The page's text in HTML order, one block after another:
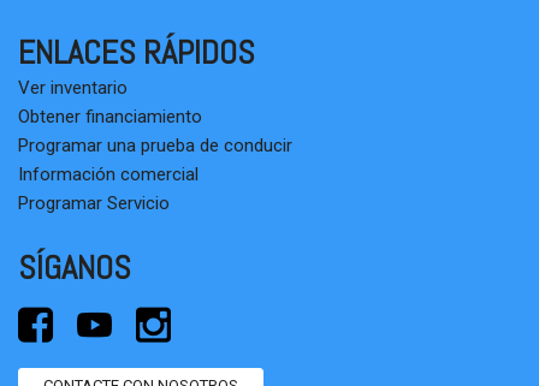
ENLACES RÁPIDOS
Ver inventario
Obtener financiamiento
Programar una prueba de conducir
Información comercial
Programar Servicio
SÍGANOS